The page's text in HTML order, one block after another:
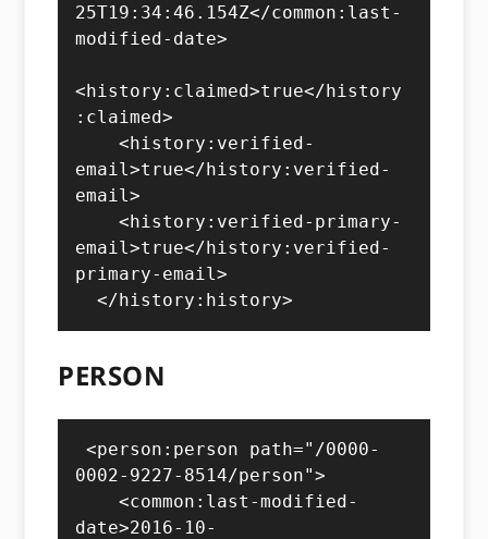
25T19:34:46.154Z</common:last-
modified-date>
<history:claimed>true</history
:claimed>
    <history:verified-
email>true</history:verified-
email>
    <history:verified-primary-
email>true</history:verified-
primary-email>
  </history:history>
PERSON
<person:person path="/0000-
0002-9227-8514/person">
    <common:last-modified-
date>2016-10-